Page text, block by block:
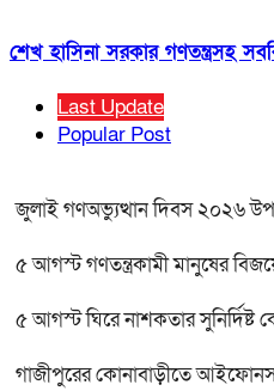
শেখ হাসিনা সরকার গণতন্ত্রসহ
Last Update
Popular Post
জুলাই গণঅভ্যুত্থান দিবস ২০২৬
৫ আগস্ট গণতন্ত্রকামী মানুষের
৫ আগস্ট ঘিরে নাশকতার সুনির্দিষ্ট
গাজীপুরের কোনাবাড়ীতে